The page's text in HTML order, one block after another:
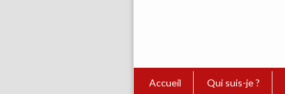
Accueil Qui suis-je ?